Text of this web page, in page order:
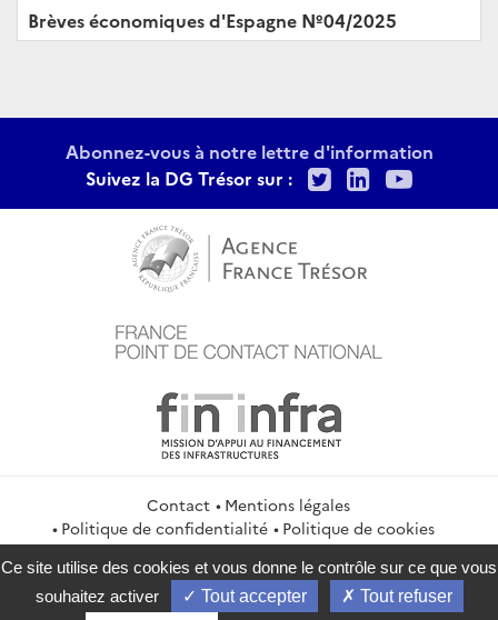
Brèves économiques d'Espagne Nº04/2025
Abonnez-vous à notre lettre d'information
Suivez la DG Trésor sur :
TwitterLinkedIn
Contact
Mentions légales
Politique de confidentialité
Politique de cookies
Gestion des cookies
Flux RSS
service-public.gouv.fr
legifrance.gouv.fr
info.gouv.fr
data.gouv.fr
Ce site utilise des cookies et vous donne le contrôle sur ce que vous
souhaitez activer
Tout accepter
Tout refuser